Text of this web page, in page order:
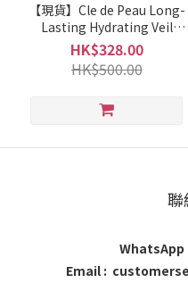
【現貨】Cle de Peau Long-
Lasting Hydrating Veil
30ml
HK$328.00
HK$500.00
聯
WhatsApp
Email :